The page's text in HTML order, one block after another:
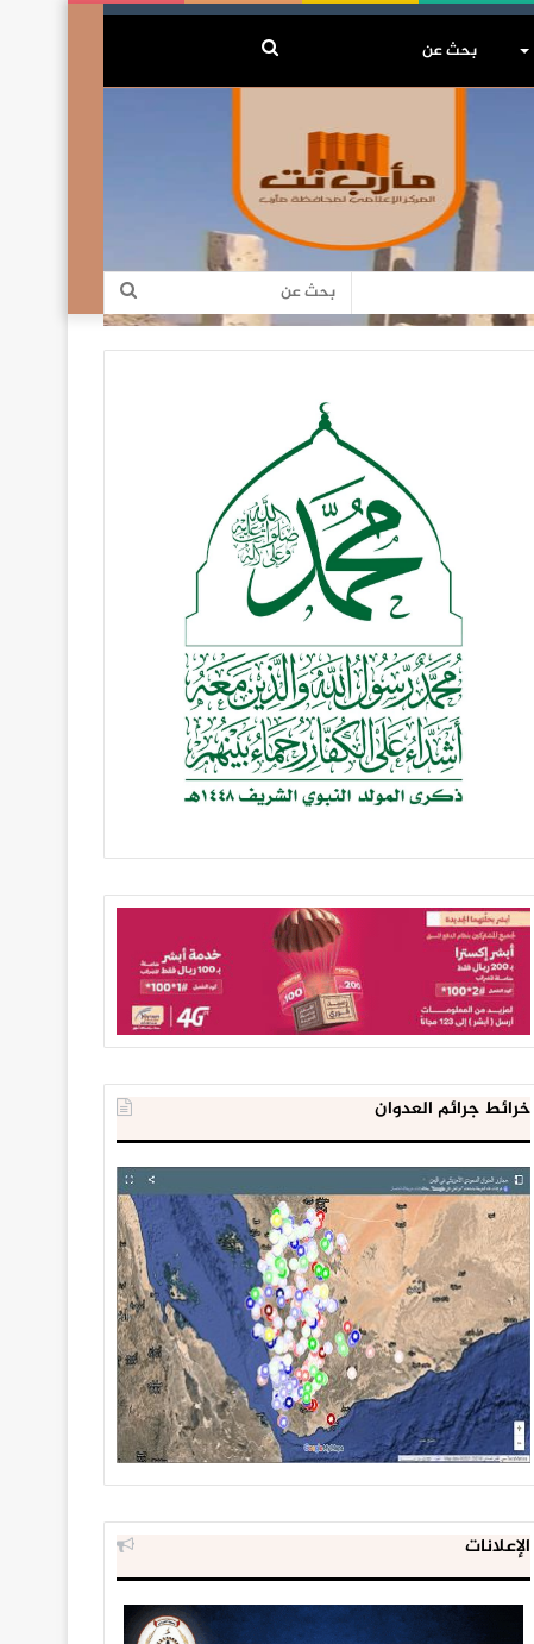
بحث
بحث
عن
خرائط جرائم العدوان
الإعلانات